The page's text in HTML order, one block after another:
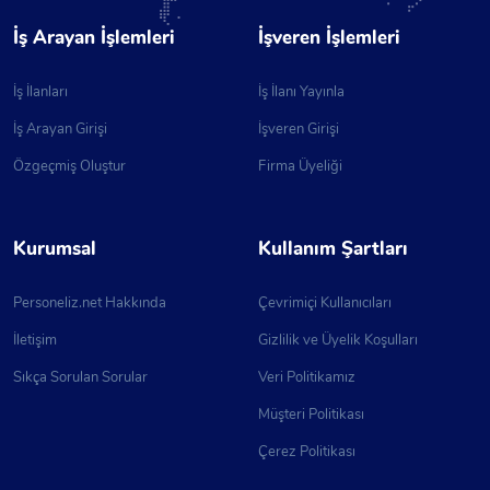
İş Arayan İşlemleri
İş İlanları
İş Arayan Girişi
Özgeçmiş Oluştur
İşveren İşlemleri
İş İlanı Yayınla
İşveren Girişi
Firma Üyeliği
Kurumsal
Personeliz.net Hakkında
İletişim
Sıkça Sorulan Sorular
Kullanım Şartları
Çevrimiçi Kullanıcıları
Gizlilik ve Üyelik Koşulları
Veri Politikamız
Müşteri Politikası
Çerez Politikası